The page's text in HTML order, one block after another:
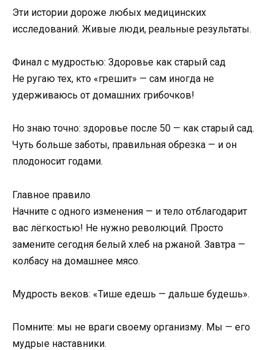
Эти истории дороже любых медицинских
исследований. Живые люди, реальные результаты.
Финал с мудростью: Здоровье как старый сад
Не ругаю тех, кто «грешит» — сам иногда не
удерживаюсь от домашних грибочков!
Но знаю точно: здоровье после 50 — как старый сад.
Чуть больше заботы, правильная обрезка — и он
плодоносит годами.
Главное правило
Начните с одного изменения — и тело отблагодарит
вас лёгкостью! Не нужно революций. Просто
замените сегодня белый хлеб на ржаной. Завтра —
колбасу на домашнее мясо.
Мудрость веков: «Тише едешь — дальше будешь».
Помните: мы не враги своему организму. Мы — его
мудрые наставники.